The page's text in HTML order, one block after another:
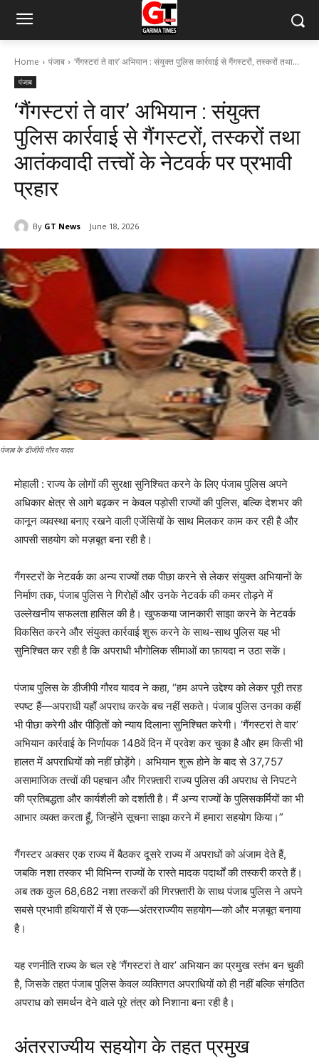
Home पंजाब ‘गैंगस्टरां ते वार’ अभियान : संयुक्त पुलिस कार्रवाई से गैंगस्टरों, तस्करों तथा...
पंजाब
‘गैंगस्टरां ते वार’ अभियान : संयुक्त
पुलिस कार्रवाई से गैंगस्टरों, तस्करों तथा
आतंकवादी तत्त्वों के नेटवर्क पर प्रभावी
प्रहार
By GT News June 18, 2026
पंजाब के डीजीपी गौरव यादव
मोहाली : राज्य के लोगों की सुरक्षा सुनिश्चित करने के लिए पंजाब पुलिस अपने
अधिकार क्षेत्र से आगे बढ़कर न केवल पड़ोसी राज्यों की पुलिस, बल्कि देशभर की
कानून व्यवस्था बनाए रखने वाली एजेंसियों के साथ मिलकर काम कर रही है और
आपसी सहयोग को मज़बूत बना रही है।
गैंगस्टरों के नेटवर्क का अन्य राज्यों तक पीछा करने से लेकर संयुक्त अभियानों के
निर्माण तक, पंजाब पुलिस ने गिरोहों और उनके नेटवर्क की कमर तोड़ने में
उल्लेखनीय सफलता हासिल की है। खुफकया जानकारी साझा करने के नेटवर्क
विकसित करने और संयुक्त कार्रवाई शुरू करने के साथ-साथ पुलिस यह भी
सुनिश्चित कर रही है कि अपराधी भौगोलिक सीमाओं का फ़ायदा न उठा सकें।
पंजाब पुलिस के डीजीपी गौरव यादव ने कहा, “हम अपने उद्देश्य को लेकर पूरी तरह
स्पष्ट हैं—अपराधी यहाँ अपराध करके बच नहीं सकते। पंजाब पुलिस उनका कहीं
भी पीछा करेगी और पीड़ितों को न्याय दिलाना सुनिश्चित करेगी। ‘गैंगस्टरां ते वार’
अभियान कार्रवाई के निर्णायक 148वें दिन में प्रवेश कर चुका है और हम किसी भी
हालत में अपराधियों को नहीं छोड़ेंगे। अभियान शुरू होने के बाद से 37,757
असामाजिक तत्त्वों की पहचान और गिरफ़्तारी राज्य पुलिस की अपराध से निपटने
की प्रतिबद्धता और कार्यशैली को दर्शाती है। मैं अन्य राज्यों के पुलिसकर्मियों का भी
आभार व्यक्त करता हूँ, जिन्होंने सूचना साझा करने में हमारा सहयोग किया।”
गैंगस्टर अक्सर एक राज्य में बैठकर दूसरे राज्य में अपराधों को अंजाम देते हैं,
जबकि नशा तस्कर भी विभिन्न राज्यों के रास्ते मादक पदार्थों की तस्करी करते हैं।
अब तक कुल 68,682 नशा तस्करों की गिरफ़्तारी के साथ पंजाब पुलिस ने अपने
सबसे प्रभावी हथियारों में से एक—अंतरराज्यीय सहयोग—को और मज़बूत बनाया
है।
यह रणनीति राज्य के चल रहे ‘गैंगस्टरां ते वार’ अभियान का प्रमुख स्तंभ बन चुकी
है, जिसके तहत पंजाब पुलिस केवल व्यक्तिगत अपराधियों को ही नहीं बल्कि संगठित
अपराध को समर्थन देने वाले पूरे तंत्र को निशाना बना रही है।
अंतरराज्यीय सहयोग के तहत प्रमुख